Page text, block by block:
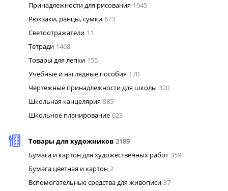
Принадлежности для рисования 1045
Рюкзаки, ранцы, сумки 673
Светоотражатели 11
Тетради 1468
Товары для лепки 155
Учебные и наглядные пособия 170
Чертежные принадлежности для школы 320
Школьная канцелярия 885
Школьное планирование 623
Товары для художников 2189
Бумага и картон для художественных работ 359
Бумага цветная и картон 2
Вспомогательные средства для живописи 37